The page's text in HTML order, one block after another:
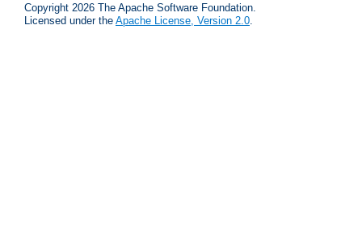
Copyright 2026 The Apache Software Foundation.
Licensed under the Apache License, Version 2.0